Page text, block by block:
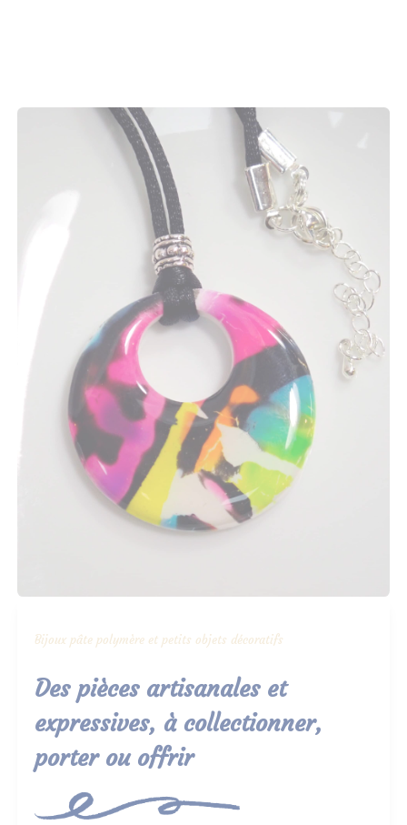
Bijoux pâte polymère et petits objets décoratifs
Des pièces artisanales et
expressives, à collectionner,
porter ou offrir